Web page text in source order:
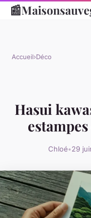
📰
Accueil›Déco
Hasui
Chloé•29